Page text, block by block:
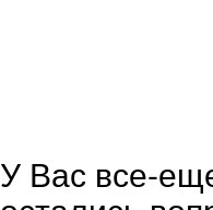
У Вас все-